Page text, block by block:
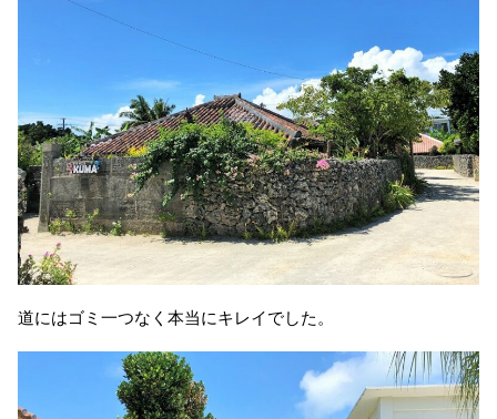
道にはゴミ一つなく本当にキレイでした。